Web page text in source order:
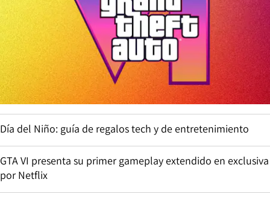
Día del Niño: guía de regalos tech y de entretenimiento
GTA VI presenta su primer gameplay extendido en exclusiva
por Netflix